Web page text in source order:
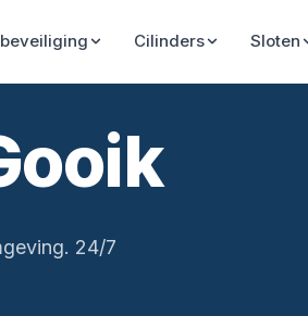
Cilinders Sloten
24/7